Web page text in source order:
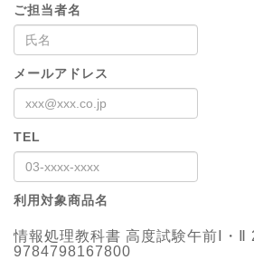
ご担当者名
メールアドレス
TEL
利用対象商品名
情報処理教科書 高度試験午前Ⅰ・Ⅱ
9784798167800